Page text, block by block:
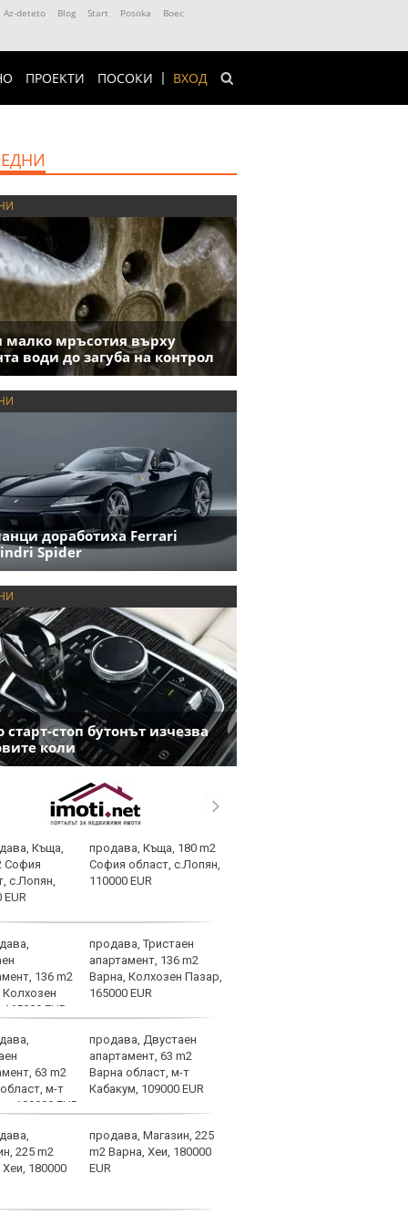
Az-deteto Blog Start Posoka
Boec
ВХОД
ПРОЕКТИ ПОСОКИ
малко мръсотия върху
води до загуба на контрол
доработиха Ferrari
Spider
стоп бутонът изчезва
коли
продава, Къща, 180 m2
София област, с.Лопян,
110000 EUR
продава, Тристаен
апартамент, 136 m2
Варна, Колхозен Пазар,
165000 EUR
продава, Двустаен
апартамент, 63 m2
Варна област, м-т
Кабакум, 109000 EUR
продава, Магазин, 225
m2 Варна, Хеи, 180000
EUR